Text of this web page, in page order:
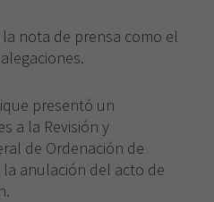
nota de prensa como el
presentó un
a la Revisión y
de Ordenación de
anulación del acto de